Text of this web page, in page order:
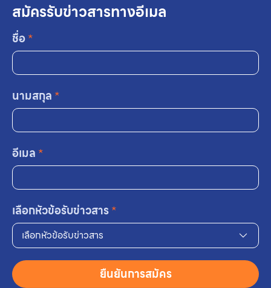
สมัครรับข่าวสารทางอีเมล
ชื่อ*
นามสกุล *
อีเมล *
เลือกหัวข้อรับข่าวสาร*
เลือกหัวข้อรับข่าวสาร
ยืนยันการสมัคร